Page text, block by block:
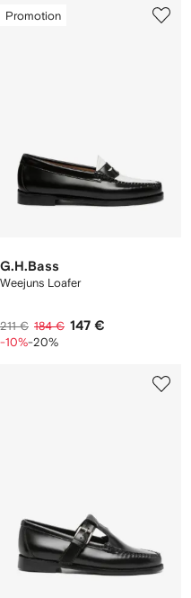
Promotion
G.H.Bass
Weejuns Loafer
211 € 184 € 147 €
-10%-20%